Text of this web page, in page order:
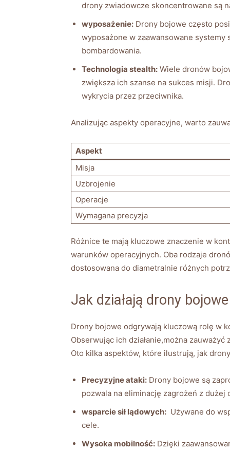
drony zwiadowcze skoncentrowane są
wyposażenie: Drony bojowe często
wyposażone w zaawansowane
bombardowania.
Technologia stealth: Wiele dronów
zwiększa ich ⁣szanse na sukces misji.
wykrycia przez ​przeciwnika.
Analizując aspekty operacyjne, ​warto⁢
Aspekt
Misja
Uzbrojenie
Operacje
Wymagana precyzja
Różnice te mają kluczowe ⁣znaczenie w
warunków operacyjnych. Oba rodzaje
dostosowana do diametralnie różnych​
Jak ⁢działają drony
Drony bojowe odgrywają kluczową rolę w
Obserwując ich działanie,można
Oto kilka aspektów, które ilustrują, jak
Precyzyjne ataki: Drony bojowe są
pozwala na eliminację zagrożeń z dużej
wsparcie sił lądowych:
Używane do
cele.
Wysoka mobilność: Dzięki‍